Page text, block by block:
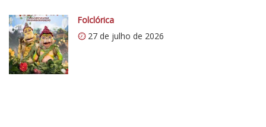
o
m
/
v
e
Folclórica
27 de julho de 2026